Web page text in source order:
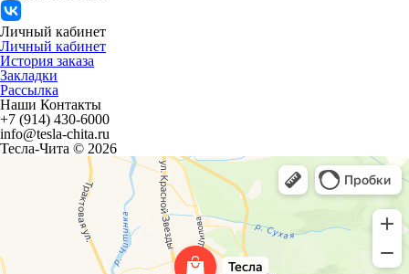
Личный кабинет
Личный кабинет
История заказа
Закладки
Рассылка
Наши Контакты
+7 (914) 430-6000
info@tesla-chita.ru
Тесла-Чита © 2026